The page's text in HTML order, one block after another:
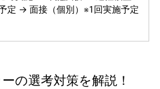
定 → 面接（個別）※1回実施予定
の選考対策を解説！